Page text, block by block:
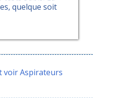
quelque soit
voir Aspirateurs